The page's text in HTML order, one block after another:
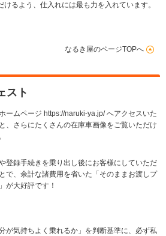
るよう、仕入れには最も力を入れています。
なるき屋のページTOPへ
スト
ームページ https://naruki-ya.jp/ へアクセスいた
、さらにたくさんの在庫車画像をご覧いただけ
登録手続きを乗り出し後にお客様にしていただ
で、余計な諸費用を省いた「そのままお渡しプ
が大好評です！
分が気持ちよく乗れるか」を判断基準に、必ず私